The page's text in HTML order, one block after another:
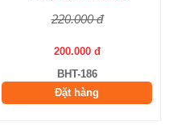
220.000 đ
200.000 đ
BHT-186
Đặt hàng